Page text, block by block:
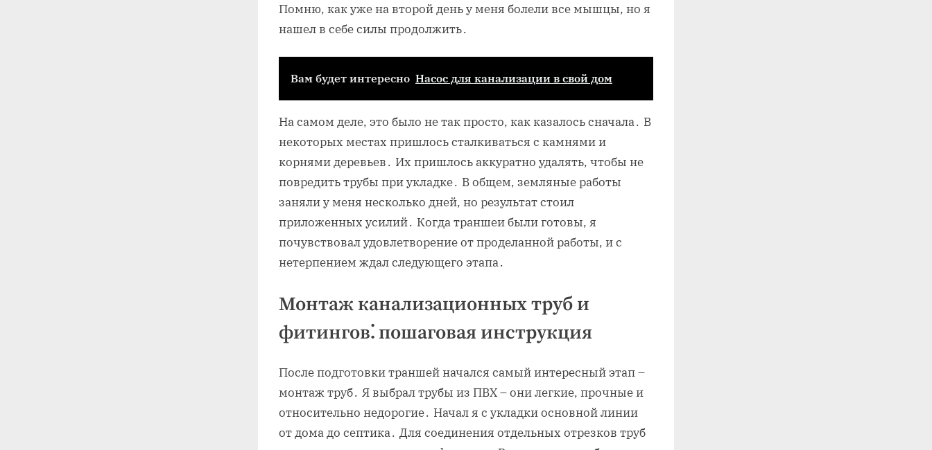
Помню‚ как уже на второй день у меня болели все мышцы‚ но я
нашел в себе силы продолжить․
Вам будет интересно Насос для канализации в свой дом
На самом деле‚ это было не так просто‚ как казалось сначала․ В
некоторых местах пришлось сталкиваться с камнями и
корнями деревьев․ Их пришлось аккуратно удалять‚ чтобы не
повредить трубы при укладке․ В общем‚ земляные работы
заняли у меня несколько дней‚ но результат стоил
приложенных усилий․ Когда траншеи были готовы‚ я
почувствовал удовлетворение от проделанной работы‚ и с
нетерпением ждал следующего этапа․
Монтаж канализационных труб и
фитингов⁚ пошаговая инструкция
После подготовки траншей начался самый интересный этап –
монтаж труб․ Я выбрал трубы из ПВХ – они легкие‚ прочные и
относительно недорогие․ Начал я с укладки основной линии
от дома до септика․ Для соединения отдельных отрезков труб